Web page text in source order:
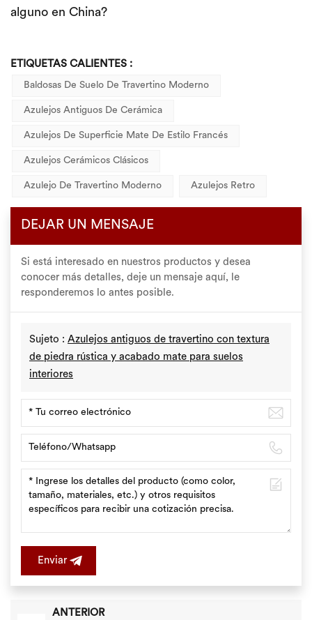
alguno en China?
ETIQUETAS CALIENTES :
Baldosas De Suelo De Travertino Moderno
Azulejos Antiguos De Cerámica
Azulejos De Superficie Mate De Estilo Francés
Azulejos Cerámicos Clásicos
Azulejo De Travertino Moderno Azulejos Retro
DEJAR UN MENSAJE
Si está interesado en nuestros productos y desea
conocer más detalles, deje un mensaje aquí, le
responderemos lo antes posible.
Sujeto : Azulejos antiguos de travertino con textura
de piedra rústica y acabado mate para suelos
interiores
Enviar
ANTERIOR